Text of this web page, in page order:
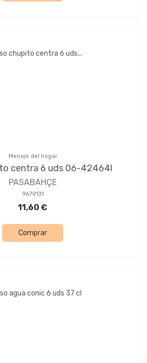
Menaje del hogar
centra 6 uds 06-42464l
PASABAHÇE
9679131
11,60 €
Comprar